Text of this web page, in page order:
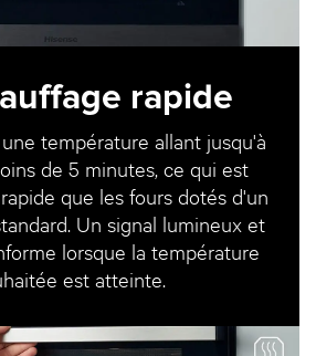
rapide
température allant jusqu'à
de 5 minutes, ce qui est
que les fours dotés d'un
Un signal lumineux et
lorsque la température
est atteinte.